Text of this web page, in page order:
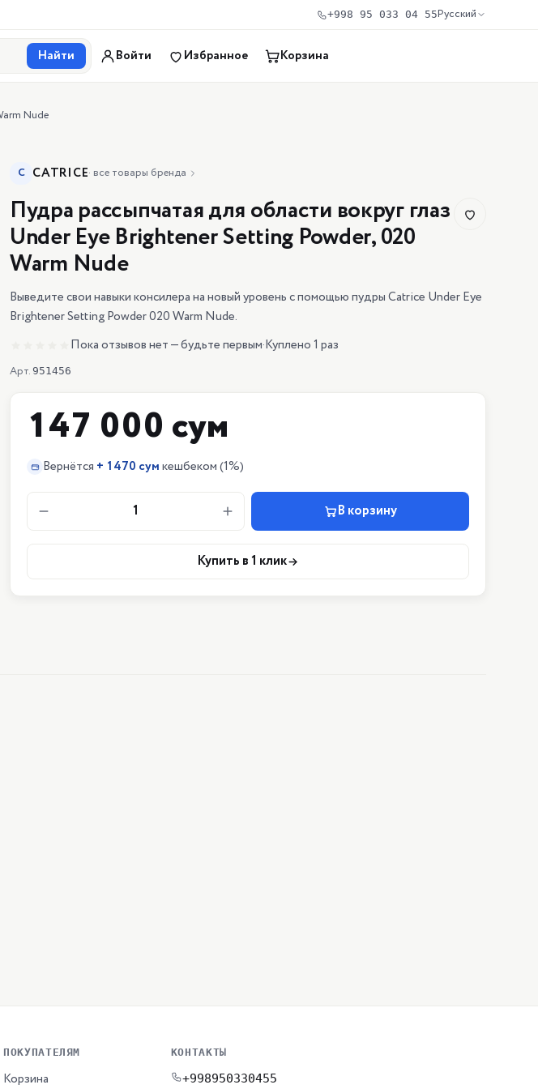
+998 95 033 04 55Русский
Найти Войти Избранное Корзина
Nude
C CATRICE· все товары бренда
Пудра рассыпчатая для области вокруг глаз
Under Eye Brightener Setting Powder, 020
Warm Nude
Выведите свои навыки консилера на новый уровень с помощью пудры Catrice Under Eye
Brightener Setting Powder 020 Warm Nude.
Пока отзывов нет — будьте первым·Куплено 1 раз
Арт. 951456
147 000 сум
Вернётся + 1470 сумкешбеком(1%)
1 В корзину
Купить в 1 клик
ПОКУПАТЕЛЯМ
Корзина
КОНТАКТЫ
+998950330455